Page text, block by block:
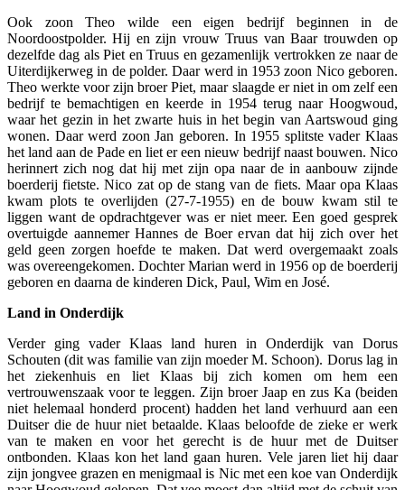
Ook zoon Theo wilde een eigen bedrijf beginnen in de
Noordoostpolder. Hij en zijn vrouw Truus van Baar trouwden op
dezelfde dag als Piet en Truus en gezamenlijk vertrokken ze naar de
Uiterdijkerweg in de polder. Daar werd in 1953 zoon Nico geboren.
Theo werkte voor zijn broer Piet, maar slaagde er niet in om zelf een
bedrijf te bemachtigen en keerde in 1954 terug naar Hoogwoud,
waar het gezin in het zwarte huis in het begin van Aartswoud ging
wonen. Daar werd zoon Jan geboren. In 1955 splitste vader Klaas
het land aan de Pade en liet er een nieuw bedrijf naast bouwen. Nico
herinnert zich nog dat hij met zijn opa naar de in aanbouw zijnde
boerderij fietste. Nico zat op de stang van de fiets. Maar opa Klaas
kwam plots te overlijden (27-7-1955) en de bouw kwam stil te
liggen want de opdrachtgever was er niet meer. Een goed gesprek
overtuigde aannemer Hannes de Boer ervan dat hij zich over het
geld geen zorgen hoefde te maken. Dat werd overgemaakt zoals
was overeengekomen. Dochter Marian werd in 1956 op de boerderij
geboren en daarna de kinderen Dick, Paul, Wim en José.
Land in Onderdijk
Verder ging vader Klaas land huren in Onderdijk van Dorus
Schouten (dit was familie van zijn moeder M. Schoon). Dorus lag in
het ziekenhuis en liet Klaas bij zich komen om hem een
vertrouwenszaak voor te leggen. Zijn broer Jaap en zus Ka (beiden
niet helemaal honderd procent) hadden het land verhuurd aan een
Duitser die de huur niet betaalde. Klaas beloofde de zieke er werk
van te maken en voor het gerecht is de huur met de Duitser
ontbonden. Klaas kon het land gaan huren. Vele jaren liet hij daar
zijn jongvee grazen en menigmaal is Nic met een koe van Onderdijk